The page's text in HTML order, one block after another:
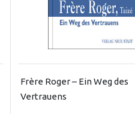
Frère Roger – Ein Weg des
Vertrauens